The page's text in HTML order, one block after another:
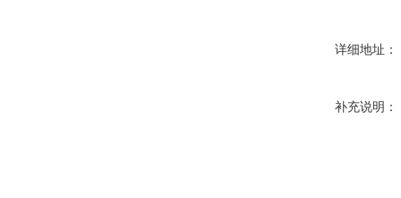
详细地址：
补充说明：